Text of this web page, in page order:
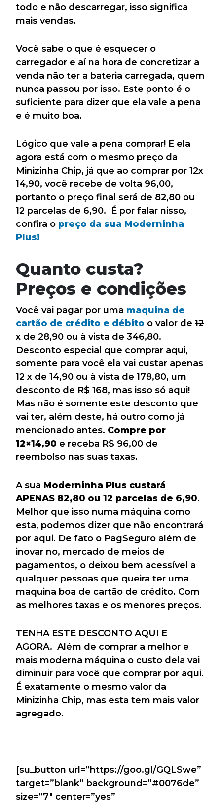
todo e não descarregar, isso significa
mais vendas.
Você sabe o que é esquecer o
carregador e aí na hora de concretizar a
venda não ter a bateria carregada, quem
nunca passou por isso. Este ponto é o
suficiente para dizer que ela vale a pena
e é muito boa.
Lógico que vale a pena comprar! E ela
agora está com o mesmo preço da
Minizinha Chip, já que ao comprar por 12x
14,90, você recebe de volta 96,00,
portanto o preço final será de 82,80 ou
12 parcelas de 6,90. É por falar nisso,
confira o preço da sua Moderninha
Plus!
Quanto custa?
Preços e condições
Você vai pagar por uma maquina de
cartão de crédito e débito o valor de 12
x de 28,90 ou à vista de 346,80.
Desconto especial que comprar aqui,
somente para você ela vai custar apenas
12 x de 14,90 ou à vista de 178,80, um
desconto de R$ 168, mas isso só aqui!
Mas não é somente este desconto que
vai ter, além deste, há outro como já
mencionado antes. Compre por
12×14,90 e receba R$ 96,00 de
reembolso nas suas taxas.
A sua Moderninha Plus custará
APENAS 82,80 ou 12 parcelas de 6,90.
Melhor que isso numa máquina como
esta, podemos dizer que não encontrará
por aqui. De fato o PagSeguro além de
inovar no, mercado de meios de
pagamentos, o deixou bem acessível a
qualquer pessoas que queira ter uma
maquina boa de cartão de crédito. Com
as melhores taxas e os menores preços.
TENHA ESTE DESCONTO AQUI E
AGORA. Além de comprar a melhor e
mais moderna máquina o custo dela vai
diminuir para você que comprar por aqui.
É exatamente o mesmo valor da
Minizinha Chip, mas esta tem mais valor
agregado.
[su_button url=”https://goo.gl/GQLSwe”
target=”blank” background=”#0076de”
size=”7″ center=”yes”